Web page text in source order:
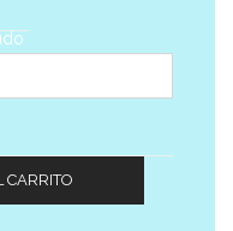
CARRITO